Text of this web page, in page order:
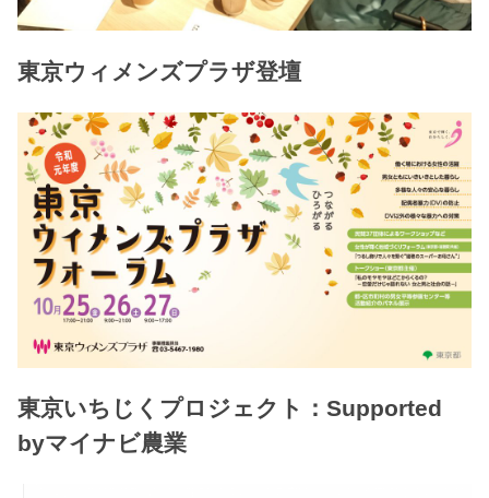
東京ウィメンズプラザ登壇
東京いちじくプロジェクト：Supported
byマイナビ農業